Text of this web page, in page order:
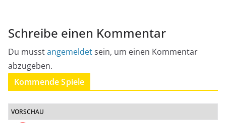
Schreibe einen Kommentar
Du musstangemeldetsein, um einen Kommentar
abzugeben.
Kommende Spiele
VORSCHAU